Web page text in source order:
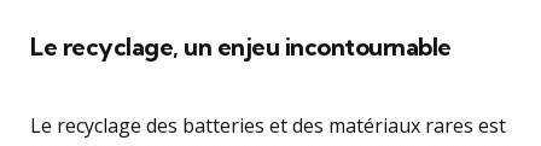
Le recyclage, un enjeu incontournable
Le recyclage des batteries et des matériaux rares est